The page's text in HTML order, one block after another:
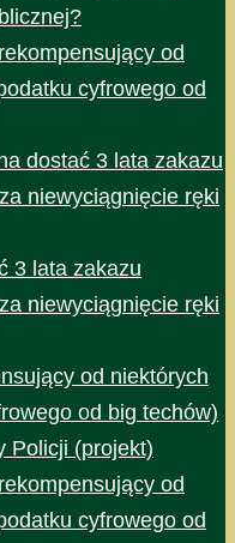
od
cyfrowego od
dostać 3 lata zakazu
niewyciągnięcie ręki
3 lata zakazu
niewyciągnięcie ręki
od niektórych
od big techów)
Policji (projekt)
od
cyfrowego od